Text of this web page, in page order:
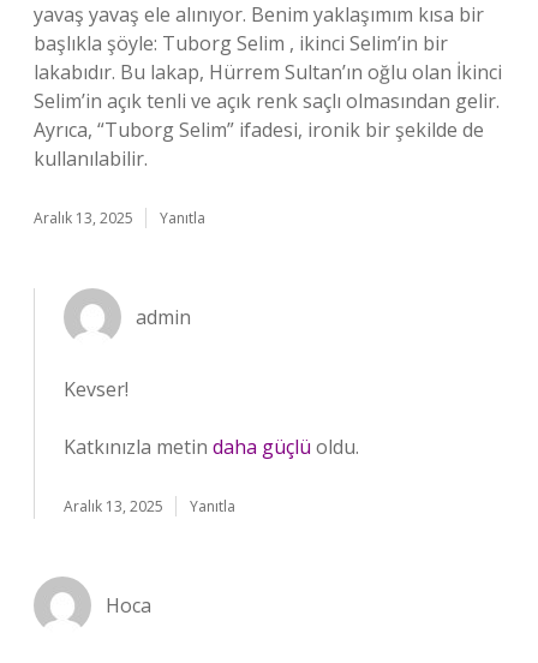
yavaş yavaş ele alınıyor. Benim yaklaşımım kısa bir
başlıkla şöyle: Tuborg Selim , ikinci Selim’in bir
lakabıdır. Bu lakap, Hürrem Sultan’ın oğlu olan İkinci
Selim’in açık tenli ve açık renk saçlı olmasından gelir.
Ayrıca, “Tuborg Selim” ifadesi, ironik bir şekilde de
kullanılabilir.
Aralık 13, 2025 Yanıtla
admin
Kevser!
Katkınızla metin daha güçlü oldu.
Aralık 13, 2025 Yanıtla
Hoca